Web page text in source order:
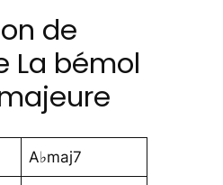
de
La bémol
A♭maj7